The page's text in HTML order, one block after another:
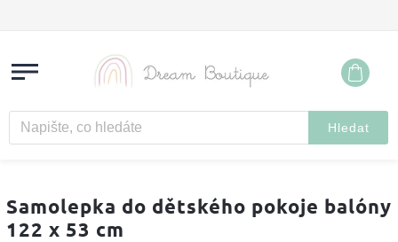
Hledat
Samolepka do dětského pokoje balóny
122 x 53 cm